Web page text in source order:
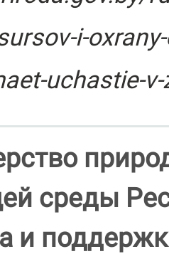
i-
uchastie-
среды
и